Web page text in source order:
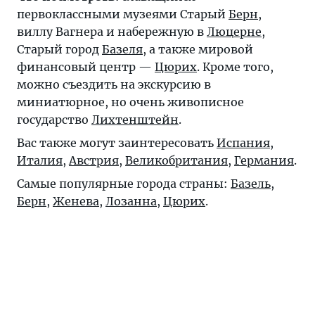
первоклассными музеями Старый Берн,
виллу Вагнера и набережную в Люцерне,
Старый город Базеля, а также мировой
финансовый центр — Цюрих. Кроме того,
можно съездить на экскурсию в
миниатюрное, но очень живописное
государство Лихтенштейн.
Вас также могут заинтересовать Испания,
Италия,Австрия, Великобритания, Германия.
Самые популярные города страны: Базель,
Берн, Женева, Лозанна, Цюрих.